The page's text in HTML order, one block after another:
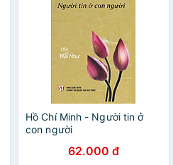
Hồ Chí Minh - Người tin ở
con người
62.000 đ